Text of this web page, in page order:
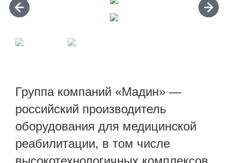
Группа компаний «Мадин» —
российский производитель
оборудования для медицинской
реабилитации, в том числе